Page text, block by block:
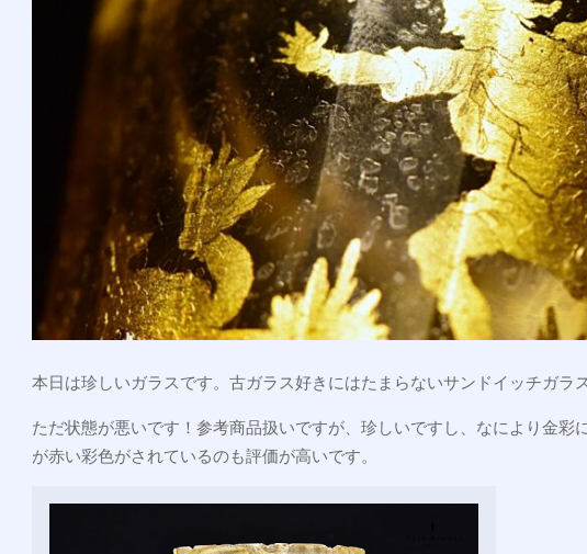
本日は珍しいガラスです。古ガラス好きにはたまらないサンドイッチガラ
ただ状態が悪いです！参考商品扱いですが、珍しいですし、なにより金
が赤い彩色がされているのも評価が高いです。